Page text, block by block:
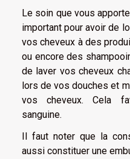
Le soin que vous
important pour avoir de
vos cheveux à des
ou encore des
de laver vos cheveux
lors de vos douches et
vos cheveux. Cela
sanguine.
Il faut noter que la
aussi constituer une